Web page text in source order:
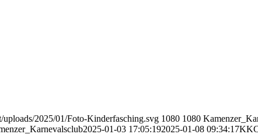
2025/01/Foto-Kinderfasching.svg 1080 1080
2025-01-03 17:05:192025-01-08 09:34:17